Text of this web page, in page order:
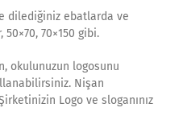
dilediğiniz ebatlarda ve
70×150 gibi.
okulunuzun logosunu
Nişan
Logo ve sloganınız